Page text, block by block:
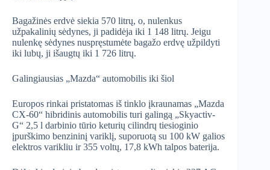
Bagažinės erdvė siekia 570 litrų, o, nulenkus
užpakalinių sėdynes, ji padidėja iki 1 148 litrų. Jeigu
nulenkę sėdynes nuspręstumėte bagažo erdvę užpildyti
iki lubų, ji išaugtų iki 1 726 litrų.
Galingiausias „Mazda“ automobilis iki šiol
Europos rinkai pristatomas iš tinklo įkraunamas „Mazda
CX-60“ hibridinis automobilis turi galingą „Skyactiv-
G“ 2,5 l darbinio tūrio keturių cilindrų tiesioginio
įpurškimo benzininį variklį, suporuotą su 100 kW galios
elektros varikliu ir 355 voltų, 17,8 kWh talpos baterija.